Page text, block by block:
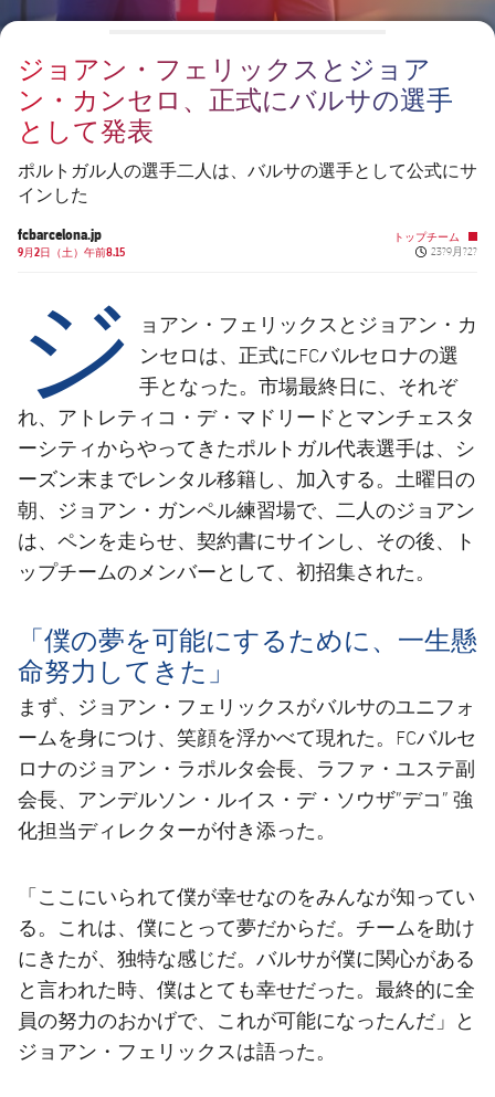
チケット
結果
順位表
トップチーム
スケジュール
チケット
結果
順位表
PLUSICON
LABEL.ARIA.PLUS
トップチーム
スケジュール
チケット
結果
順位表
PLUSICON
LABEL.ARIA.PLUS
トップチーム
スケジュール
チケット
結果
順位表
ジョアン・フェリックスとジョア
ン・カンセロ、正式にバルサの選手
として発表
ポルトガル人の選手二人は、バルサの選手として公式にサ
インした
fcbarcelona.jp
9月2日（土）午前8.15
トップチーム
Published
23?9月?2?
ジ
ョアン・フェリックスとジョアン・カ
ンセロは、正式にFCバルセロナの選
手となった。市場最終日に、それぞ
れ、アトレティコ・デ・マドリードとマンチェスタ
ーシティからやってきたポルトガル代表選手は、シ
ーズン末までレンタル移籍し、加入する。土曜日の
朝、ジョアン・ガンペル練習場で、二人のジョアン
は、ペンを走らせ、契約書にサインし、その後、ト
ップチームのメンバーとして、初招集された。
「僕の夢を可能にするために、一生懸
命努力してきた」
まず、ジョアン・フェリックスがバルサのユニフォ
ームを身につけ、笑顔を浮かべて現れた。FCバルセ
ロナのジョアン・ラポルタ会長、ラファ・ユステ副
会長、アンデルソン・ルイス・デ・ソウザ”デコ” 強
化担当ディレクターが付き添った。
「ここにいられて僕が幸せなのをみんなが知ってい
る。これは、僕にとって夢だからだ。チームを助け
にきたが、独特な感じだ。バルサが僕に関心がある
と言われた時、僕はとても幸せだった。最終的に全
員の努力のおかげで、これが可能になったんだ」と
ジョアン・フェリックスは語った。